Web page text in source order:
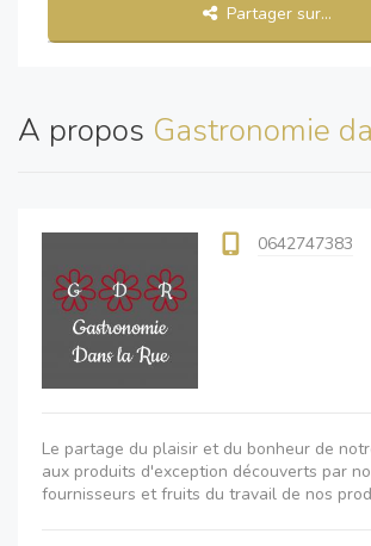
Partager sur...
A propos Gastronomie
0642747383
Le partage du plaisir et du bonheur de
aux produits d'exception découverts par
fournisseurs et fruits du travail de nos